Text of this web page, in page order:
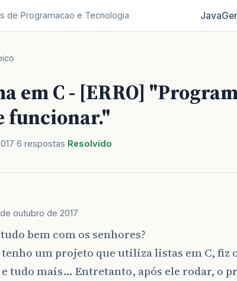
de Programacao e Tecnologia Java
em C - [ERRO]
funcionar."
6 respostas Resolvido
outubro de 2017
bem com os senhores?
tenho um projeto que utiliza listas em C, fiz
tudo mais… Entretanto, após ele rodar, o